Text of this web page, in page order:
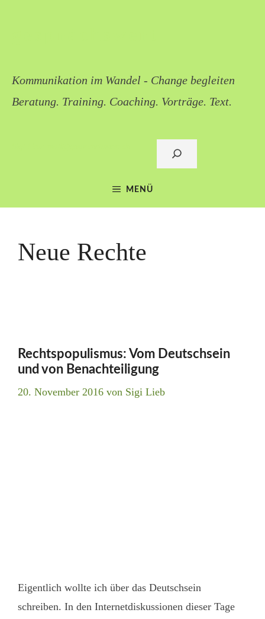
Kommunikation im Wandel - Change begleiten
Beratung. Training. Coaching. Vorträge. Text.
Suchen
MENÜ
Neue Rechte
Rechtspopulismus: Vom Deutschsein
und von Benachteiligung
20. November 2016 von Sigi Lieb
Eigentlich wollte ich über das Deutschsein
schreiben. In den Internetdiskussionen dieser Tage